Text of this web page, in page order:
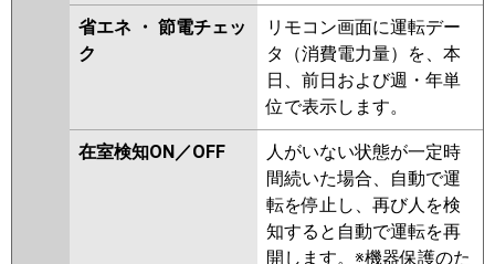
省エネ ・ 節電チェッ
ク
リモコン画面に運転デー
タ（消費電力量）を、本
日、前日および週・年単
位で表示します。
在室検知ON／OFF
人がいない状態が一定時
間続いた場合、自動で運
転を停止し、再び人を検
知すると自動で運転を再
開します。※機器保護のた